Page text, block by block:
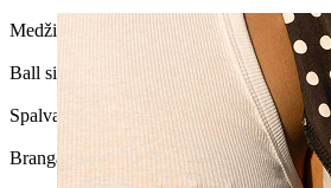
Medžiaga: Chirurginis plienas / Žalvaris
Ball size:
Spalva:
Brangakmenio tipas: Kubinis cirkonis